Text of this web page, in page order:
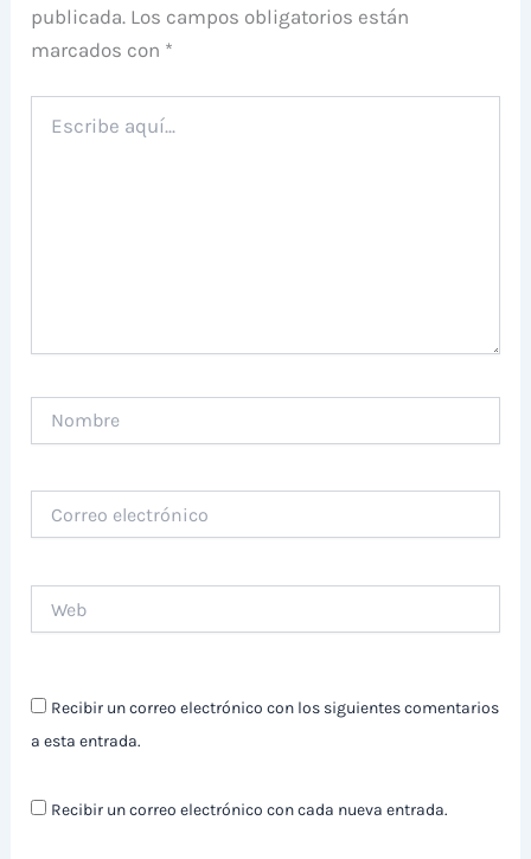
publicada. Los campos obligatorios están
marcados con *
aquí...
electrónico
Recibir un correo electrónico con los siguientes comentarios
a esta entrada.
Recibir un correo electrónico con cada nueva entrada.